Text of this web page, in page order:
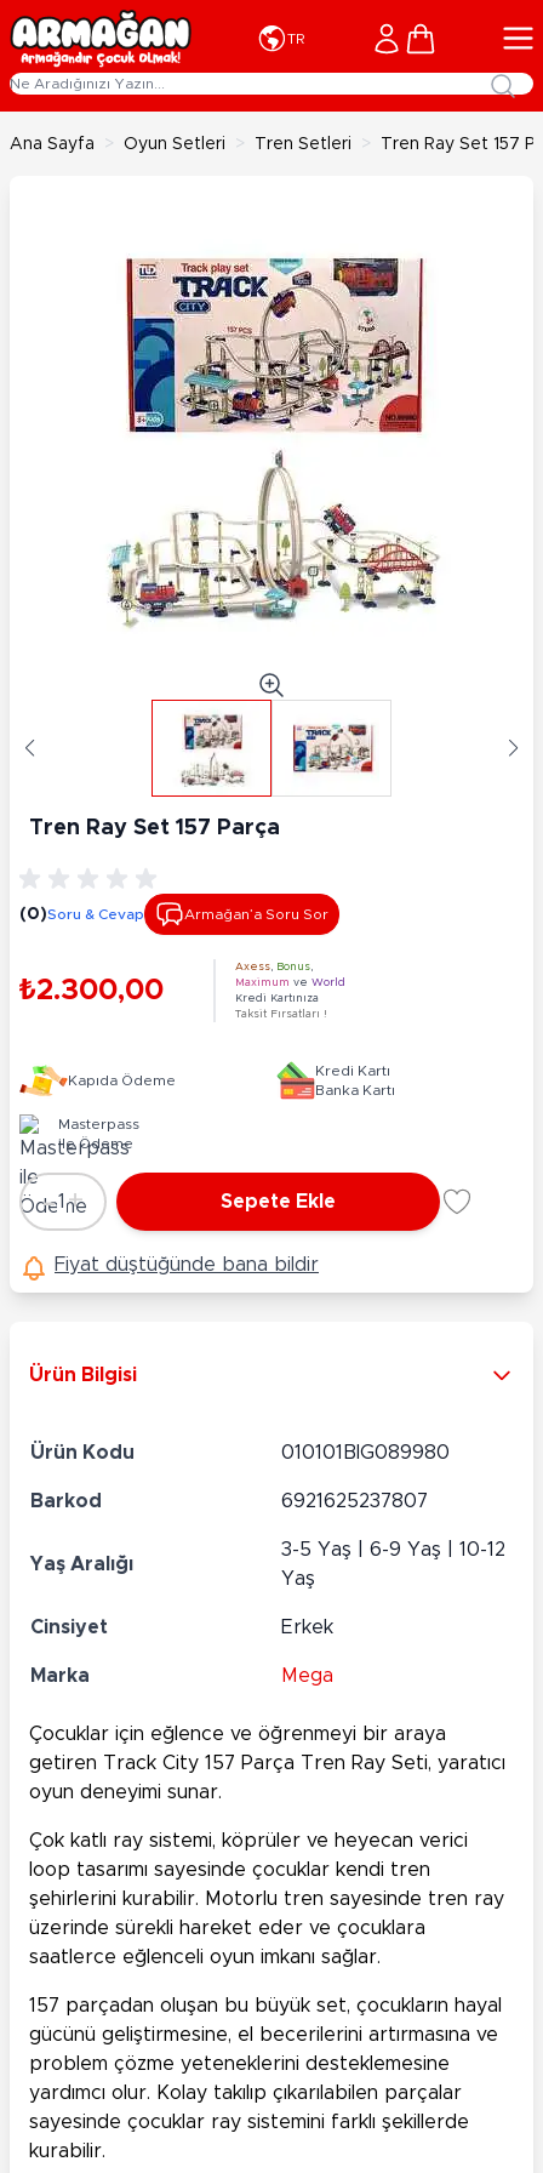
İçeriğe geç
TR Cart
Ana Sayfa > Oyun Setleri > Tren Setleri > Tren Ray Set 157
Tren Ray Set 157 Parça
(0)Soru & Cevap Armağan’a Soru Sor
₺2.300,00
Axess Bonus
Maximum ve World
Kredi Kartınıza
Taksit Fırsatları !
Kapıda Ödeme
Kredi Kartı
Banka Kartı
Masterpass
ile Ödeme
Adet
-1 + Sepete Ekle
Fiyat düştüğünde bana bildir
Ürün Bilgisi
Ürün Kodu 010101BIG089980
Barkod 6921625237807
Yaş Aralığı
3-5 Yaş | 6-9 Yaş | 10-12
Yaş
Cinsiyet Erkek
Marka Mega
Çocuklar için eğlence ve öğrenmeyi bir araya
getiren Track City 157 Parça Tren Ray Seti, yaratıcı
oyun deneyimi sunar.
Çok katlı ray sistemi, köprüler ve heyecan verici
loop tasarımı sayesinde çocuklar kendi tren
şehirlerini kurabilir. Motorlu tren sayesinde tren ray
üzerinde sürekli hareket eder ve çocuklara
saatlerce eğlenceli oyun imkanı sağlar.
157 parçadan oluşan bu büyük set, çocukların hayal
gücünü geliştirmesine, el becerilerini artırmasına ve
problem çözme yeteneklerini desteklemesine
yardımcı olur. Kolay takılıp çıkarılabilen parçalar
sayesinde çocuklar ray sistemini farklı şekillerde
kurabilir.